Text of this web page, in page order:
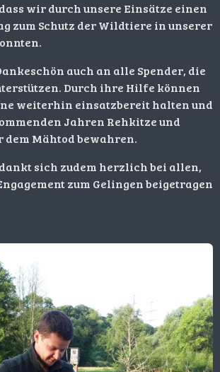
wir durch unsere Einsätze einen
zum Schutz der Wildtiere in unserer
auch an alle Spender, die
Durch ihre Hilfe können
weiterhin einsatzbereit halten und
Jahren Rehkitze und
dem Mähtod bewahren.
sich zudem herzlich bei allen,
zum Gelingen beigetragen